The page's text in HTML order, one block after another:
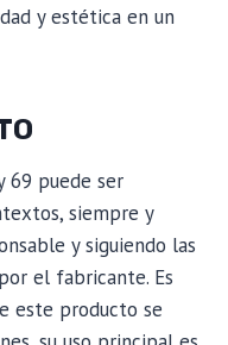
y estética en un
69 puede ser
siempre y
y siguiendo las
el fabricante. Es
este producto se